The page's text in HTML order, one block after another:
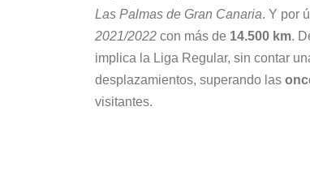
Las Palmas de Gran Canaria. Y por
2021/2022 con más de 14.500 km.
implica la Liga Regular, sin contar
desplazamientos, superando las
visitantes.